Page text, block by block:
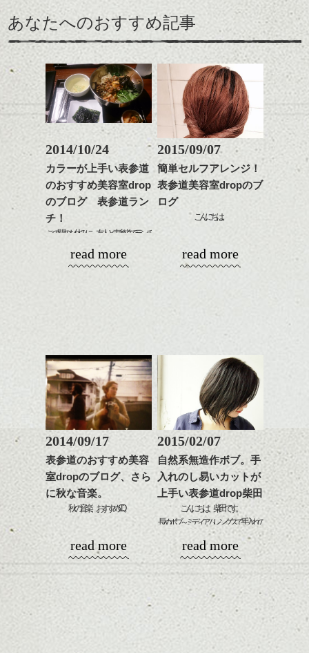
とても良いところです。
ダークトーンの色味でク
すめですよ。
ナチュラルなトーンの色
で柔らかさをプラスする
のも良いですね。
またクセ毛の方は質感調
整のストレートパーマで
髪質改善すると
おすすめです。
いつものスタイリングが
ドライした後オイルやワ
ックスをなじませるだけ
に。
これからのスタイルチェ
ンジの事、髪質に合った
シバタ
スタイリング方法は全体
をドライした後、
ワックスとオイルを混ぜ
ながらもみこみ、なじま
せます。
質感をかるくととのえな
がら耳かけアレンジする
のも良い感じです。
これからのスタイルチェ
ンジ、似合うカラーリン
グの事やお手入れ方法な
ど
是非なんでもご相談して
下さいね。
ハンサムショート／ヘッド
スパ／伸びても目立たない
ヘアカラー/ハイライト/ダブ
ルカラー/髪質改善/TOKIOト
リートメント/ブリーチ/イン
ナーカラー/イルミナカラー/
ミニボブ/抜け感ショート/バ
ンパクトになるようにす
るのが良い感じです。
ベージュ系等の肌を綺麗
に見せる効果のあるカラ
ーリングをプラスして透
明感を表現すると
更に雰囲気が出やすくな
って毎日のお手入れも簡
ワックスとオイル、バー
ム等の質感を調整しやす
いものを全体になじませ
ながら
整えるだけですよ。
これからのスタイルチェ
ンジの事等
是非なんでもご相談して
下さい。
お待ちしております
シバタ
軽めの前髪で透け感を演
出できるので、
この時期とてもおすすめ
ですよ。
ナチュラルなベージュカ
ラーで全体にツヤと透明
感をプラスして
質感も綺麗に見せやす
スタイリング方法は全体
をドライした後、
ワックスとオイルを混ぜ
ながらもみこみ、なじま
せます。
のも良い感じです。
是非なんでもご相談して
シバタ
あなたへのおすすめ記事
2014/10/24
カラーが上手い表参道
のおすすめ美容室drop
のブログ 表参道ラン
チ！
この間のお休みに、友人と表参道でランチ
しました☆
ｃｏｓｓａｒｉ(コッサリ)というお店。
わたしはビビンバ！
納豆が入っていて美味しかった＾＾
表参道はランチ大国でもありますね！！
お客様に教えられるように、いろんな所に
行ってみたいなと思いました☆
read more
2015/09/07
簡単セルフアレンジ！
表参道美容室dropのブ
ログ
こんにちは。
この季節は梅雨よりも雨の日が多いんだと
か。日照時間が足りない～と、夏好きスタ
そんなお天気の悪い季節。まだまだ湿気で
今回はスタッフをチェック！
まずは林さん。
セミロングでストレートヘアですが、スタ
イリング剤をしっかりつけてくるりんぱ。
くるりんぱは丸みが作りやすいアレンジな
ので、直毛さんも柔らかくみえやすく、ラ
フに仕上げたい時はおすすめです！
フロント↓
read more
2014/09/17
表参道のおすすめ美容
室dropのブログ、さら
に秋な音楽。
秋の音楽、おすすめCD。
ひとつめはフランスの男女二人組。
ARLT(アールト)、
ゲンズブールやその娘シャルロットとかの
音楽にピンとくる方等にいいと思います。
フランスっぽい感覚のリズムや歌(もちろん
read more
2015/02/07
自然系無造作ボブ。手
入れのし易いカットが
上手い表参道drop柴田
こんにちは、柴田です。
長めボブ～ミディアムレングスで手入れの
し易いスタイルは、
こんな感じのさらっと無造作な動きで、
雰囲気を出しやすくするのも良いです。
前下がりベースの長めボブ×レイヤーでサ
イドの浮遊する毛をつくると、
す。
read more